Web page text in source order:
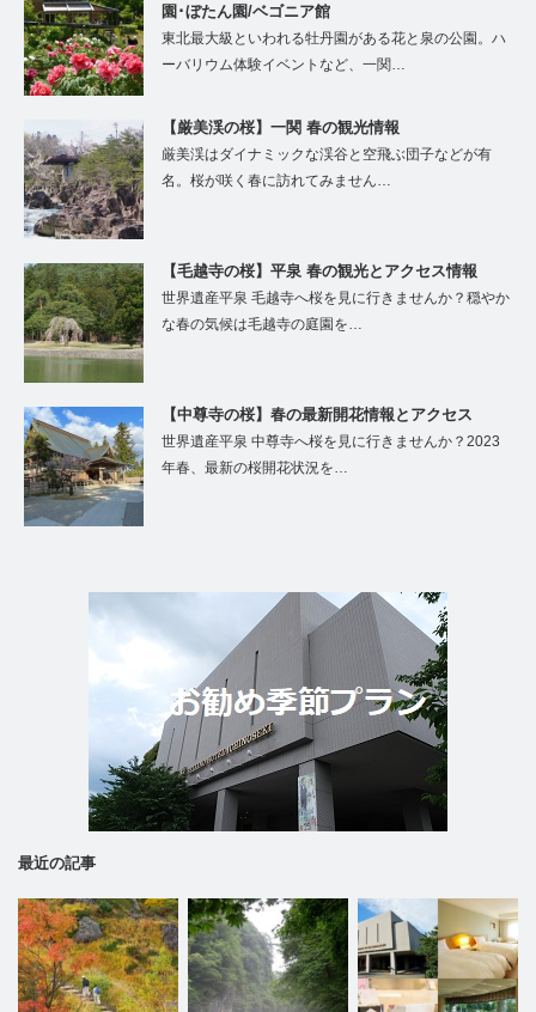
園･ぼたん園/ベゴニア館
東北最大級といわれる牡丹園がある花と泉の公園。ハ
ーバリウム体験イベントなど、一関…
【厳美渓の桜】一関 春の観光情報
厳美渓はダイナミックな渓谷と空飛ぶ団子などが有
名。桜が咲く春に訪れてみません…
【毛越寺の桜】平泉 春の観光とアクセス情報
世界遺産平泉 毛越寺へ桜を見に行きませんか？穏やか
な春の気候は毛越寺の庭園を…
【中尊寺の桜】春の最新開花情報とアクセス
世界遺産平泉 中尊寺へ桜を見に行きませんか？2023
年春、最新の桜開花状況を…
最近の記事